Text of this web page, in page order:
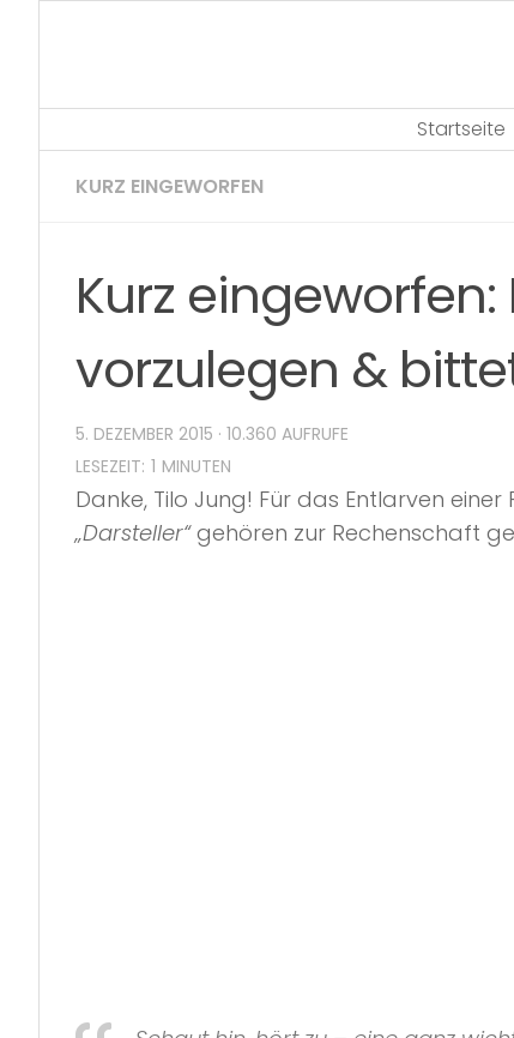
Startseite
KURZ EINGEWORFEN
Kurz
vorzulegen &
5. DEZEMBER 2015 · 10.360 AUFRUFE
Danke, Tilo Jung! Für das Entlarven
„Darsteller“gehören zur Rechenschaft